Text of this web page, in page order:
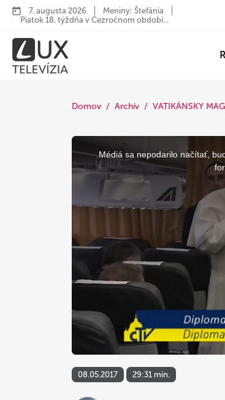
7. augusta 2026
Meniny: Štefánia
Piatok 18. týždňa v Cezročnom období...
Domov Archív VATIKÁNSKY
This
a
Médiá sa nepodarilo načítať,
08.05.2017 29:31 min.